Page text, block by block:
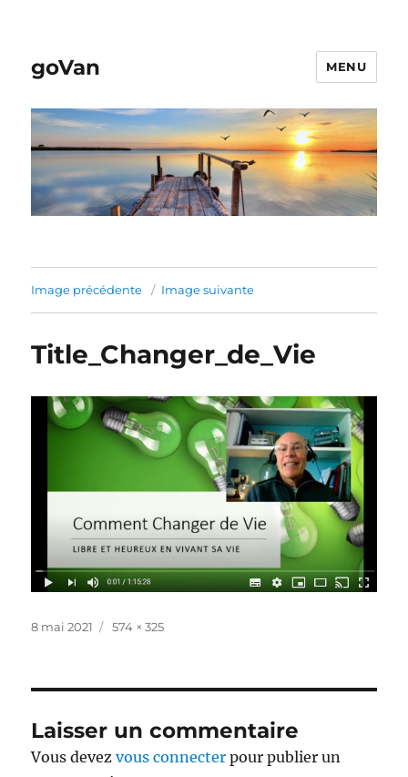
goVan MENU
Image précédente Image suivante
Title_Changer_de_Vie
Publié
8 mai 2021
Taille
574 × 325
Laisser un commentaire
Vous devezvous connecter pour publier un